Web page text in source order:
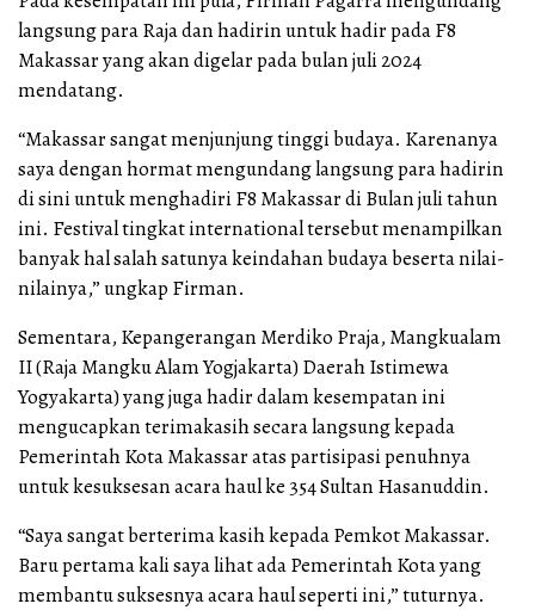
langsung para Raja dan hadirin untuk hadir pada F8
Makassar yang akan digelar pada bulan juli 2024
mendatang.
“Makassar sangat menjunjung tinggi budaya. Karenanya
saya dengan hormat mengundang langsung para hadirin
di sini untuk menghadiri F8 Makassar di Bulan juli tahun
ini. Festival tingkat international tersebut menampilkan
banyak hal salah satunya keindahan budaya beserta nilai-
nilainya,” ungkap Firman.
Sementara, Kepangerangan Merdiko Praja, Mangkualam
II (Raja Mangku Alam Yogjakarta) Daerah Istimewa
Yogyakarta) yang juga hadir dalam kesempatan ini
mengucapkan terimakasih secara langsung kepada
Pemerintah Kota Makassar atas partisipasi penuhnya
untuk kesuksesan acara haul ke 354 Sultan Hasanuddin.
“Saya sangat berterima kasih kepada Pemkot Makassar.
Baru pertama kali saya lihat ada Pemerintah Kota yang
membantu suksesnya acara haul seperti ini,” tuturnya.